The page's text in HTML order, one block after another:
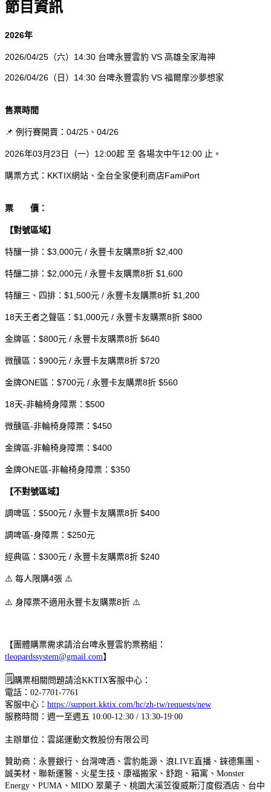
節目資訊
2026年
2026/04/25 （六）14:30 台啤永豐雲豹 VS 高雄全家海神
2026/04/26 （日）14:30 台啤永豐雲豹 VS 福爾摩沙夢想家
售票時間
📌 例行賽開賣：04/25、04/26
2026年03月23日（一）12:00起 至 各場次中午12:00 止。
購票方式：KKTIX網站、全台全家便利商店FamiPort
票 價：
【對號區域】
特釀一排：$3,000元 / 永豐卡友購票8折 $2,400
特釀二排：$2,000元 / 永豐卡友購票8折 $1,600
特釀三、四排：$1,500元 / 永豐卡友購票8折 $1,200
18天王者之聲區：$1,000元 / 永豐卡友購票8折 $800
金牌區：$800元 / 永豐卡友購票8折 $640
微醺區：$900元 / 永豐卡友購票8折 $720
金牌ONE區：$700元 / 永豐卡友購票8折 $560
18天-非輪椅身障票： $500
微醺區-非輪椅身障票： $450
金牌區-非輪椅身障票： $400
金牌ONE區-非輪椅身障票： $350
【不對號區域】
調啤區：$500元 / 永豐卡友購票8折 $400
調啤區-身障票：$250元
經典區：$300元 / 永豐卡友購票8折 $240
⚠ 每人限購4張 ⚠
⚠ 身障票不適用永豐卡友購票8折 ⚠
【團體購票需求請洽台啤永豐雲豹票務組：
tleopardssystem@gmail.com】
🗒購票相關問題請洽KKTIX客服中心：
電話：02-7701-7761
客服中心： https://support.kktix.com/hc/zh-tw/requests/new
服務時間：週一至週五 10:00-12:30 / 13:30-19:00
主辦單位：雲諾運動文教股份有限公司
贊助商：永豐銀行、台灣啤酒、雲豹能源、浪LIVE直播、錸德集團、
誠美材、聯新運醫、火星生技、康福搬家、舒跑、箱寓、Monster
Energy、PUMA、MIDO 翠菓子、桃園大溪笠復威斯汀度假酒店、台中